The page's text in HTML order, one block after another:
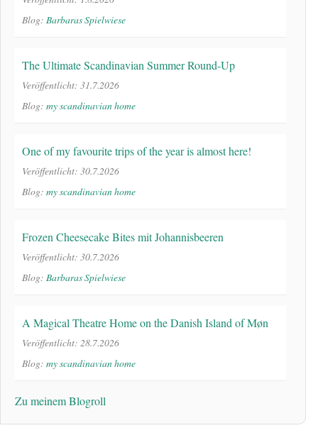
Blog: Barbaras Spielwiese
The Ultimate Scandinavian Summer Round-Up
Veröffentlicht: 31.7.2026
Blog: my scandinavian home
One of my favourite trips of the year is almost here!
Veröffentlicht: 30.7.2026
Blog: my scandinavian home
Frozen Cheesecake Bites mit Johannisbeeren
Veröffentlicht: 30.7.2026
Blog: Barbaras Spielwiese
A Magical Theatre Home on the Danish Island of Møn
Veröffentlicht: 28.7.2026
Blog: my scandinavian home
Zu meinem Blogroll